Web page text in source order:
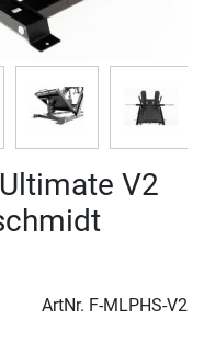
V2
ArtNr. F-MLPHS-V2